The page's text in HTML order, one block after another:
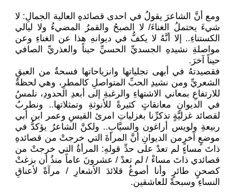
ومع أنَّ الشاعرَ يقولُ في احدى قصائدهِ العالية الجمالِ: لا
شيءَ يحتملُ الغناءَ/ لا الصبحُ والقمرُ المضيءُ ولا ليالي
الكستناءِ.. إلا أنَّهُ لا يكفُّ في ديوانهِ هذا عن الغناءِ وعن
مواصلةِ نشيدهِ الجسديِّ الحسيِّ حيناً والعذريِّ الصافي
حيناً آخرَ.
فقصيدتهُ في أبهى تجلياتها وانزياحاتها فسحةٌ من العبقِ
الشعريِّ ومن نشيدِ الحبِّ المتواصلِ كالمطرِ، وهي لحظةٌ
للارتفاعِ بمعاني الاشتهاءِ والرغبةِ إلى أبعدِ الحدودِ، نلمسُ
في الديوانِ معانقاتٍ كثيرةً للأنوثةِ وتمثلاتها.. ونطربُ
لقصائد غزليَّةٍ تذكرِّنا بغزلياتِ امرئ القيسِ وعمر ابن أبي
ربيعةِ ولويس أراغون والسيَّابِ.. ولكنَّ الشاعرُ يؤكدُّ في
موضعٍ آخرٍمن الديوانِ أنَّ المرأةَ التي خرجتْ من قصائدهِ
ذاتَ مساءٍ لم تعدْ على حدِّ قولهِ: المرأةُ التي خرجتْ من
قصائدي ذاتَ مساءْ / لم تعدْ / عشرونَ عاماً منذُ أن بزغتْ
كصحنٍ طائرٍ وأنا أصوغُ قلائدَ الأشعارِ / مرآةً لأعناقِ
النساءِ وسبحةً للعاشقين.